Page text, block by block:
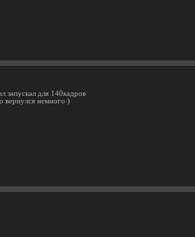
запускал для 140кадров
вернулся немного )